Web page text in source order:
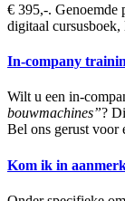
€ 395,-.
digitaal
In-company
Wilt u een in-
bouwmachines”?
Bel ons gerust voor
Kom ik in